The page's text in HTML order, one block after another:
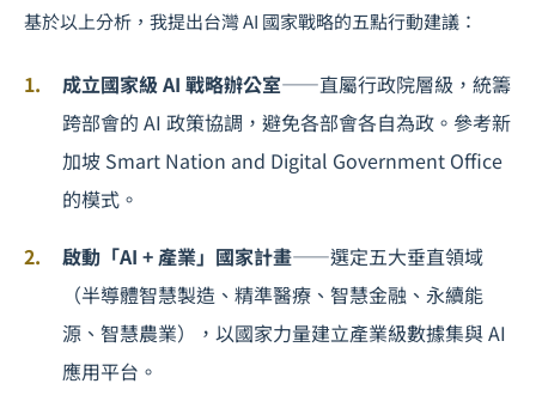
基於以上分析，我提出台灣 AI 國家戰略的五點行動建議：
成立國家級 AI 戰略辦公室——直屬行政院層級，統籌
跨部會的 AI 政策協調，避免各部會各自為政。參考新
加坡 Smart Nation and Digital Government Office
的模式。
啟動「AI + 產業」國家計畫——選定五大垂直領域
（半導體智慧製造、精準醫療、智慧金融、永續能
源、智慧農業），以國家力量建立產業級數據集與 AI
應用平台。